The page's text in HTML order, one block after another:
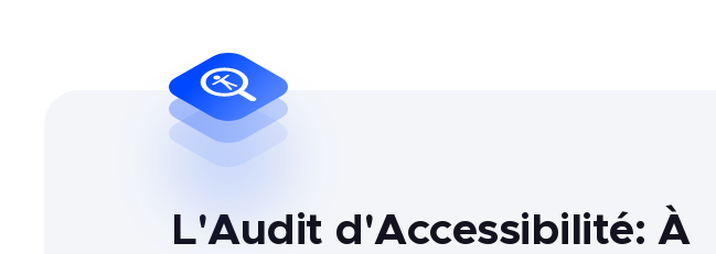
L'Audit d'Accessibilité: À